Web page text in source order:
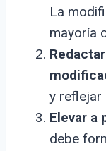
La
mayoría
y reflejar
Elevar a
debe